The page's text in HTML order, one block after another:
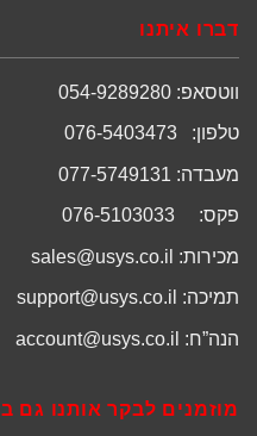
דברו איתנו
ווטסאפ: 054-9289280
טלפון: 076-5403473
מעבדה: 077-5749131
פקס: 076-5103033
מכירות: sales@usys.co.il
תמיכה: support@usys.co.il
הנה”ח: account@usys.co.il
מוזמנים לבקר אותנו גם ב